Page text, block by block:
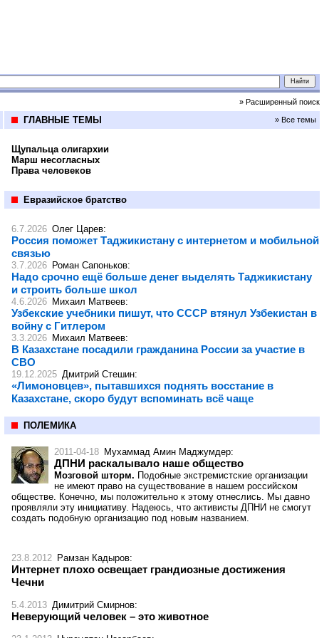
» Расширенный поиск
ГЛАВНЫЕ ТЕМЫ » Все темы
Щупальца олигархии
Марш несогласных
Права человеков
Евразийское братство
6.7.2026 Олег Царев:
Россия поможет Таджикистану с интернетом и мобильной
связью
3.7.2026 Роман Сапоньков:
Надо срочно ещё больше денег выделять Таджикистану
и строить больше школ
4.6.2026 Михаил Матвеев:
Узбекские учебники пишут, что СССР втянул Узбекистан в
войну с Гитлером
3.3.2026 Михаил Матвеев:
В Казахстане посадили гражданина России за участие в
СВО
19.12.2025 Дмитрий Стешин:
«Лимоновцев», пытавшихся поднять восстание в
Казахстане, скоро будут вспоминать всё чаще
ПОЛЕМИКА
2011-04-18 Мухаммад Амин Маджумдер:
ДПНИ раскалывало наше общество
Мозговой шторм. Подобные экстремистские организации
не имеют право на существование в нашем российском
обществе. Конечно, мы положительно к этому отнеслись. Мы давно
проявляли эту инициативу. Надеюсь, что активисты ДПНИ не смогут
создать подобную организацию под новым названием.
23.8.2012 Рамзан Кадыров:
Интернет плохо освещает грандиозные достижения
Чечни
5.4.2013 Димитрий Смирнов:
Неверующий человек – это животное